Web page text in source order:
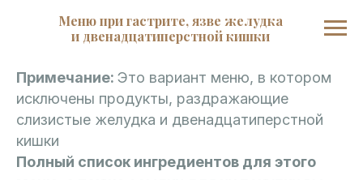
Меню при гас трите, язве желудка
и двенадцатиперстной кишки
Примечание: Это вариант меню, в котором
исключены продукты, раздражающие
слизистые желудка и двенадцатиперстной
кишки
Полный список ингредиентов для этого